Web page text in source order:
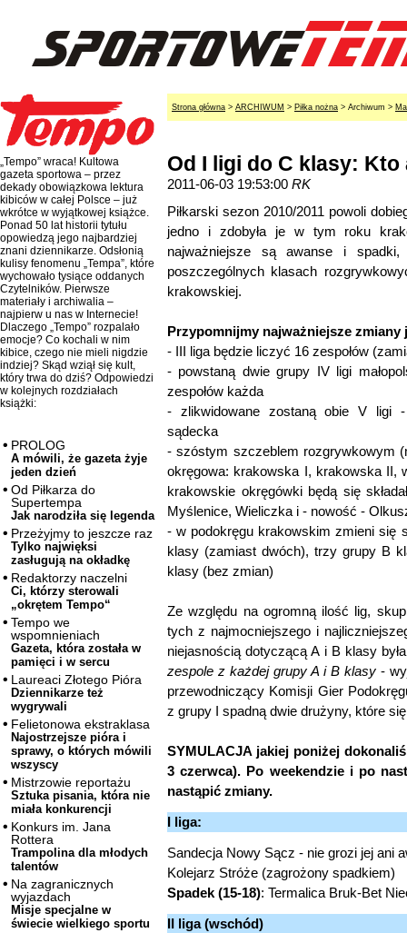
„Tempo” wraca! Kultowa
gazeta sportowa – przez
dekady obowiązkowa lektura
kibiców w całej Polsce – już
wkrótce w wyjątkowej książce.
Ponad 50 lat historii tytułu
opowiedzą jego najbardziej
znani dziennikarze. Odsłonią
kulisy fenomenu „Tempa”, które
wychowało tysiące oddanych
Czytelników. Pierwsze
materiały i archiwalia –
najpierw u nas w Internecie!
Dlaczego „Tempo” rozpalało
emocje? Co kochali w nim
kibice, czego nie mieli nigdzie
indziej? Skąd wziął się kult,
który trwa do dziś? Odpowiedzi
w kolejnych rozdziałach
książki:
PROLOG
A mówili, że gazeta żyje
jeden dzień
Od Piłkarza do
Supertempa
Jak narodziła się legenda
Przeżyjmy to jeszcze raz
Tylko najwięksi
zasługują na okładkę
Redaktorzy naczelni
Ci, którzy sterowali
„okrętem Tempo“
Tempo we
wspomnieniach
Gazeta, która została w
pamięci i w sercu
Laureaci Złotego Pióra
Dziennikarze też
wygrywali
Felietonowa ekstraklasa
Najostrzejsze pióra i
sprawy, o których mówili
wszyscy
Mistrzowie reportażu
Sztuka pisania, która nie
miała konkurencji
Konkurs im. Jana
Rottera
Trampolina dla młodych
talentów
Na zagranicznych
wyjazdach
Misje specjalne w
świecie wielkiego sportu
Strona główna > ARCHIWUM > Piłka nożna > Archiwum >
Od I ligi do C klasy:
2011-06-03 19:53:00 RK
Piłkarski sezon 2010/2011 powoli
jedno i zdobyła je w tym roku
najważniejsze są awanse i
poszczególnych klasach
krakowskiej.
Przypomnijmy najważniejsze zmiany
- III liga będzie liczyć 16 zespołów
- powstaną dwie grupy IV ligi
zespołów każda
- zlikwidowane zostaną obie V ligi
sądecka
- szóstym szczeblem rozgrywkowym
okręgowa: krakowska I, krakowska II,
krakowskie okręgówki będą się
Myślenice, Wieliczka i - nowość -
- w podokręgu krakowskim zmieni się
klasy (zamiast dwóch), trzy grupy B
klasy (bez zmian)
Ze względu na ogromną ilość lig,
tych z najmocniejszego i
niejasnością dotyczącą A i B klasy
zespole z każdej grupy A i B klasy -
przewodniczący Komisji Gier
z grupy I spadną dwie drużyny, które się
SYMULACJA jakiej poniżej
3 czerwca). Po weekendzie i po
nastąpić zmiany.
I liga:
Sandecja Nowy Sącz - nie grozi jej ani
Kolejarz Stróże (zagrożony spadkiem)
Spadek (15-18): Termalica Bruk-Bet
II liga (wschód)